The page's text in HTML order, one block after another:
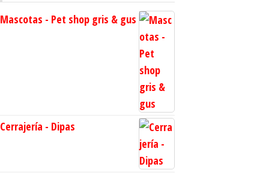
Mascotas - Pet shop gris & gus
Cerrajería - Dipas